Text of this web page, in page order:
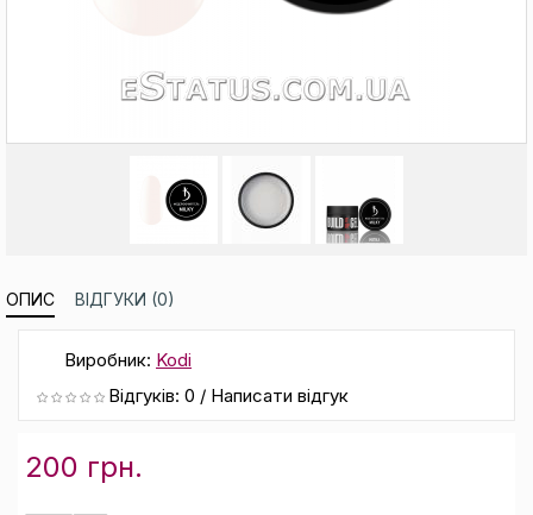
ОПИС ВІДГУКИ (0)
Виробник: Kodi
Відгуків: 0 / Написати відгук
200 грн.